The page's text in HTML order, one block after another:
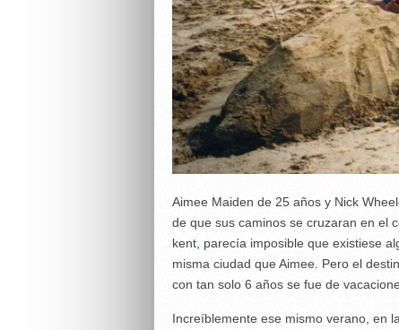
Aimee Maiden de 25 años y Nick
de que sus caminos se cruzaran en el
kent, parecía imposible que existiese
misma ciudad que Aimee. Pero el
con tan solo 6 años se fue de
Increíblemente ese mismo verano, en